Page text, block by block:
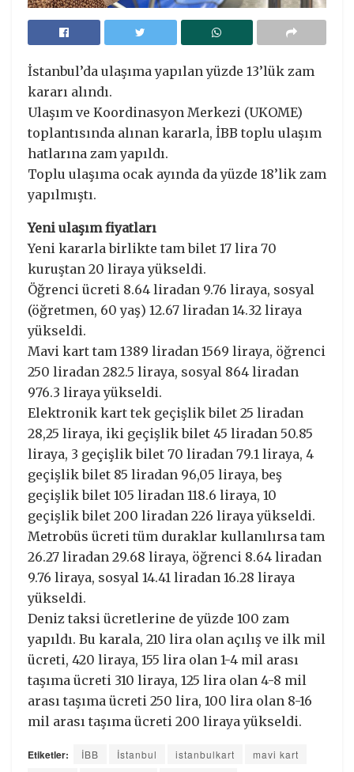
İstanbul’da ulaşıma yapılan yüzde 13’lük zam
kararı alındı.
Ulaşım ve Koordinasyon Merkezi (UKOME)
toplantısında alınan kararla, İBB toplu ulaşım
hatlarına zam yapıldı.
Toplu ulaşıma ocak ayında da yüzde 18’lik zam
yapılmıştı.
Yeni ulaşım fiyatları
Yeni kararla birlikte tam bilet 17 lira 70
kuruştan 20 liraya yükseldi.
Öğrenci ücreti 8.64 liradan 9.76 liraya, sosyal
(öğretmen, 60 yaş) 12.67 liradan 14.32 liraya
yükseldi.
Mavi kart tam 1389 liradan 1569 liraya, öğrenci
250 liradan 282.5 liraya, sosyal 864 liradan
976.3 liraya yükseldi.
Elektronik kart tek geçişlik bilet 25 liradan
28,25 liraya, iki geçişlik bilet 45 liradan 50.85
liraya, 3 geçişlik bilet 70 liradan 79.1 liraya, 4
geçişlik bilet 85 liradan 96,05 liraya, beş
geçişlik bilet 105 liradan 118.6 liraya, 10
geçişlik bilet 200 liradan 226 liraya yükseldi.
Metrobüs ücreti tüm duraklar kullanılırsa tam
26.27 liradan 29.68 liraya, öğrenci 8.64 liradan
9.76 liraya, sosyal 14.41 liradan 16.28 liraya
yükseldi.
Deniz taksi ücretlerine de yüzde 100 zam
yapıldı. Bu karala, 210 lira olan açılış ve ilk mil
ücreti, 420 liraya, 155 lira olan 1-4 mil arası
taşıma ücreti 310 liraya, 125 lira olan 4-8 mil
arası taşıma ücreti 250 lira, 100 lira olan 8-16
mil arası taşıma ücreti 200 liraya yükseldi.
Etiketler: İBB İstanbul istanbulkart
mavi kart